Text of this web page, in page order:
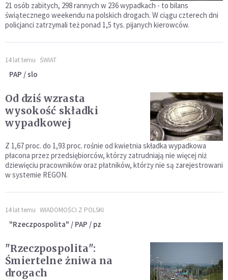
21 osób zabitych, 298 rannych w 236 wypadkach - to bilans
świątecznego weekendu na polskich drogach. W ciągu czterech dni
policjanci zatrzymali też ponad 1,5 tys. pijanych kierowców.
14 lat temu ŚWIAT
PAP / slo
Od dziś wzrasta
wysokość składki
wypadkowej
Z 1,67 proc. do 1,93 proc. rośnie od kwietnia składka wypadkowa
płacona przez przedsiębiorców, którzy zatrudniają nie więcej niż
dziewięciu pracowników oraz płatników, którzy nie są zarejestrowani
w systemie REGON.
14 lat temu WIADOMOŚCI Z POLSKI
"Rzeczpospolita" / PAP / pz
"Rzeczpospolita":
Śmiertelne żniwa na
drogach